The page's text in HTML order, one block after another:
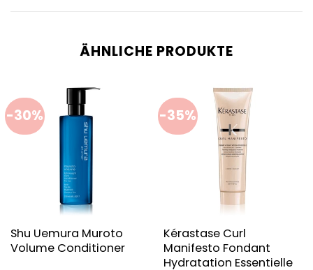
ÄHNLICHE PRODUKTE
-30%
Shu Uemura Muroto
Volume Conditioner
-35%
Kérastase Curl
Manifesto Fondant
Hydratation Essentielle